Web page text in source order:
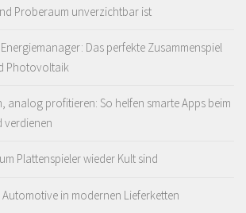
Proberaum unverzichtbar ist
Das perfekte Zusammenspiel
Photovoltaik
analog profitieren: So helfen smarte Apps beim
verdienen
Plattenspieler wieder Kult sind
Automotive in modernen Lieferketten